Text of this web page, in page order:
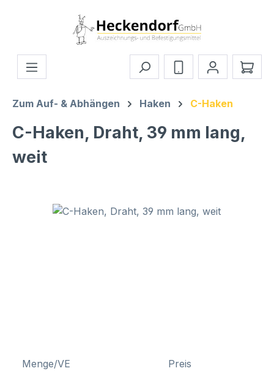
Zum Hauptinhalt springen
Zum Auf- & Abhängen Haken C-Haken
C-Haken, Draht, 39 mm lang,
weit
Bildergalerie überspringen
Menge/VE Preis